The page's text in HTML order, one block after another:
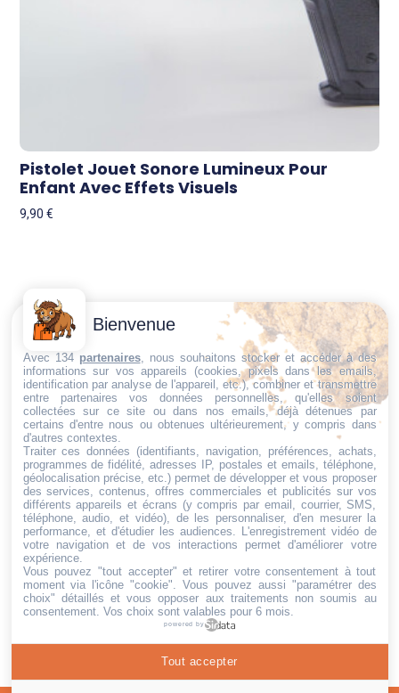
Pistolet Jouet Sonore Lumineux Pour
Enfant Avec Effets Visuels
9,90€
Trouvez ce qu'il vous faut,
au bon endroit
Conditions
générales
de vente
Politique de
cookies
Politique de
confidentialité
Mentions
légales
Conditions de
retour et de
remboursement
Droit de
rétractation
Contactez-
Nous
Email:
dt@sasbms.fr
Bienvenue
Avec 134 partenaires, nous souhaitons stocker et accéder à des
informations sur vos appareils (cookies, pixels dans les emails,
identification par analyse de l'appareil, etc.), combiner et transmettre
entre partenaires vos données personnelles, qu'elles soient
collectées sur ce site ou dans nos emails, déjà détenues par
certains d'entre nous ou obtenues ultérieurement, y compris dans
d'autres contextes.
Traiter ces données (identifiants, navigation, préférences, achats,
programmes de fidélité, adresses IP, postales et emails, téléphone,
géolocalisation précise, etc.) permet de développer et vous proposer
des services, contenus, offres commerciales et publicités sur vos
différents appareils et écrans (y compris par email, courrier, SMS,
téléphone, audio, et vidéo), de les personnaliser, d'en mesurer la
performance, et d'étudier les audiences. L'enregistrement vidéo de
votre navigation et de vos interactions permet d'améliorer votre
expérience.
Vous pouvez "tout accepter" et retirer votre consentement à tout
moment via l'icône "cookie" . Vous pouvez aussi "paramétrer des
choix" détaillés et vous opposer aux traitements non soumis au
consentement. Vos choix sont valables pour 6 mois.
powered by
Tout accepter